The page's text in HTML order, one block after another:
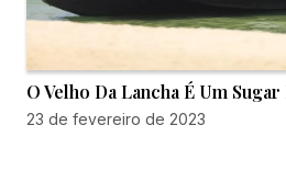
O Velho Da Lancha É Um
23 de fevereiro de 2023